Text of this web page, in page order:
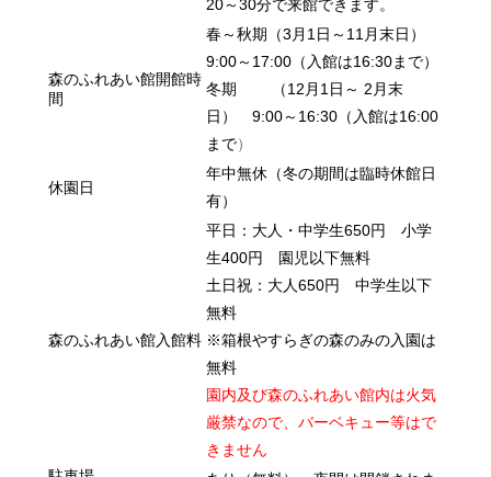
20～30分で来館できます。
森のふれあい館開館時
間
春～秋期（3月1日～11月末日）
9:00～17:00（入館は16:30まで）
冬期 （12月1日～ 2月末
日） 9:00～16:30（入館は16:00
まで）
休園日
年中無休（冬の期間は臨時休館日
有）
森のふれあい館入館料
平日：大人・中学生650円 小学
生400円 園児以下無料
土日祝： 大人650円 中学生以下
無料
※箱根やすらぎの森のみの入園は
無料
園内及び森のふれあい館内は火気
厳禁なので、バーベキュー等はで
きません